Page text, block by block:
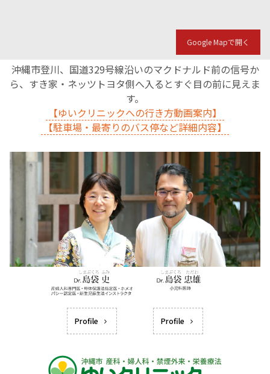
Google Mapで開く
沖縄市登川、国道329号線沿いのマクドナルド前の信号か
ら、すき家・ネッツトヨタ側へ入るとすぐ目の前に見えま
す。
【ゆいクリニックへの行き方動画案内】
【駐車場・最寄りのバス停など詳細内容】
Profile Profile